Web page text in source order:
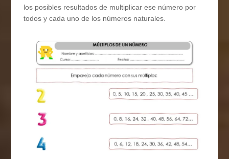
los posibles resultados de multiplicar ese número por
todos y cada uno de los números naturales.